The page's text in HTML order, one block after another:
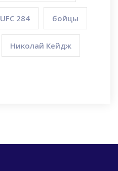
UFC 284 бойцы
Николай Кейдж